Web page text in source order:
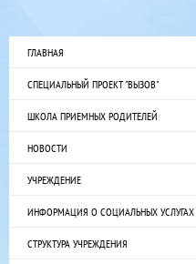
ГЛАВНАЯ
СПЕЦИАЛЬНЫЙ ПРОЕКТ "ВЫЗОВ"
ШКОЛА ПРИЕМНЫХ РОДИТЕЛЕЙ
НОВОСТИ
УЧРЕЖДЕНИЕ
ИНФОРМАЦИЯ О СОЦИАЛЬНЫХ УСЛУГАХ
СТРУКТУРА УЧРЕЖДЕНИЯ